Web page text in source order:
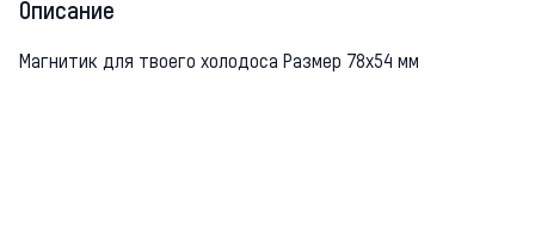
Описание
Магнитик для твоего холодоса Размер 78х54 мм